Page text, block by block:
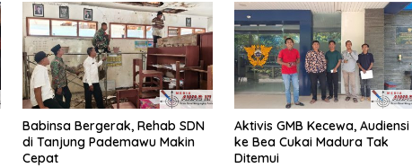
Babinsa Bergerak, Rehab SDN
di Tanjung Pademawu Makin
Cepat
Aktivis GMB Kecewa, Audiensi
ke Bea Cukai Madura Tak
Ditemui